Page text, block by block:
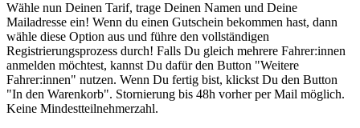
Wähle nun Deinen Tarif, trage Deinen Namen und Deine
Mailadresse ein! Wenn du einen Gutschein bekommen hast, dann
wähle diese Option aus und führe den vollständigen
Registrierungsprozess durch! Falls Du gleich mehrere Fahrer:innen
anmelden möchtest, kannst Du dafür den Button "Weitere
Fahrer:innen" nutzen. Wenn Du fertig bist, klickst Du den Button
"In den Warenkorb". Stornierung bis 48h vorher per Mail möglich.
Keine Mindestteilnehmerzahl.